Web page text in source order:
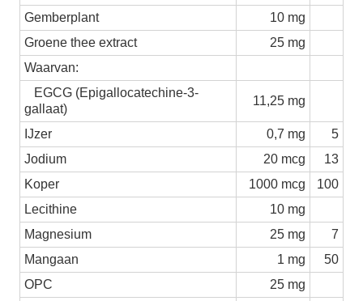
Gemberplant
10 mg
Groene thee extract
25 mg
Waarvan:
EGCG (Epigallocatechine-3-
gallaat)
11,25 mg
IJzer 0,7 mg
5
Jodium
20 mcg
13
Koper
1000 mcg
100
Lecithine
10 mg
Magnesium
25 mg
7
Mangaan
1 mg
50
OPC
25 mg